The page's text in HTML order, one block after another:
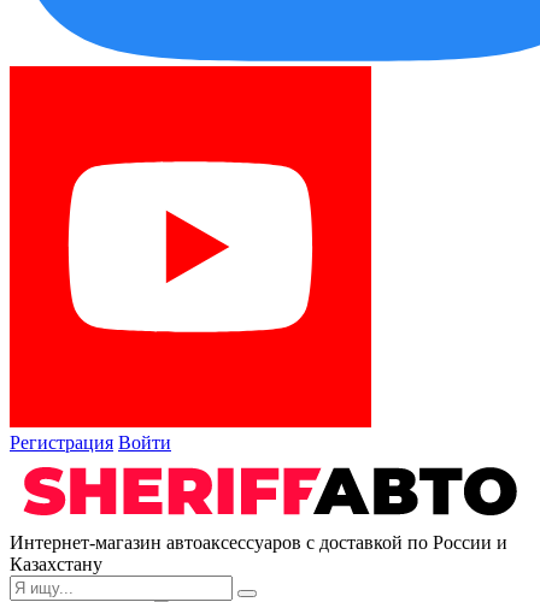
Регистрация Войти
Интернет-магазин автоаксессуаров с доставкой по России и
Казахстану